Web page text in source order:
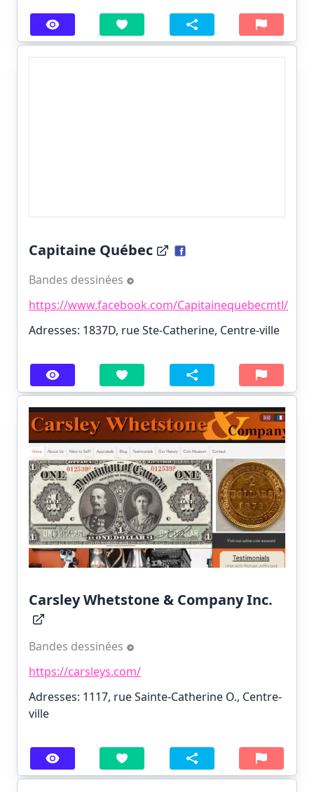
Capitaine Québec
Bandes dessinées
https://www.facebook.com/Capitainequebecmtl/
Adresses: 1837D, rue Ste-Catherine, Centre-ville
Carsley Whetstone & Company Inc.
Bandes dessinées
https://carsleys.com/
Adresses: 1117, rue Sainte-Catherine O., Centre-
ville